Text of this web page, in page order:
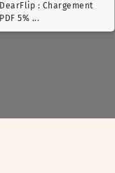
DearFlip : Chargement
PDF 14% ...